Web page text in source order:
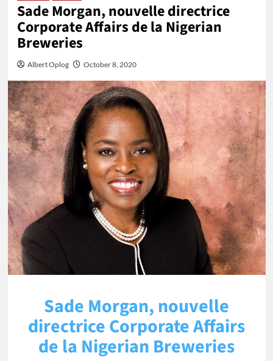
Sade Morgan, nouvelle directrice
Corporate Affairs de la Nigerian
Breweries
Albert Oplog October 8, 2020
Sade Morgan, nouvelle
directrice Corporate Affairs
de la Nigerian Breweries